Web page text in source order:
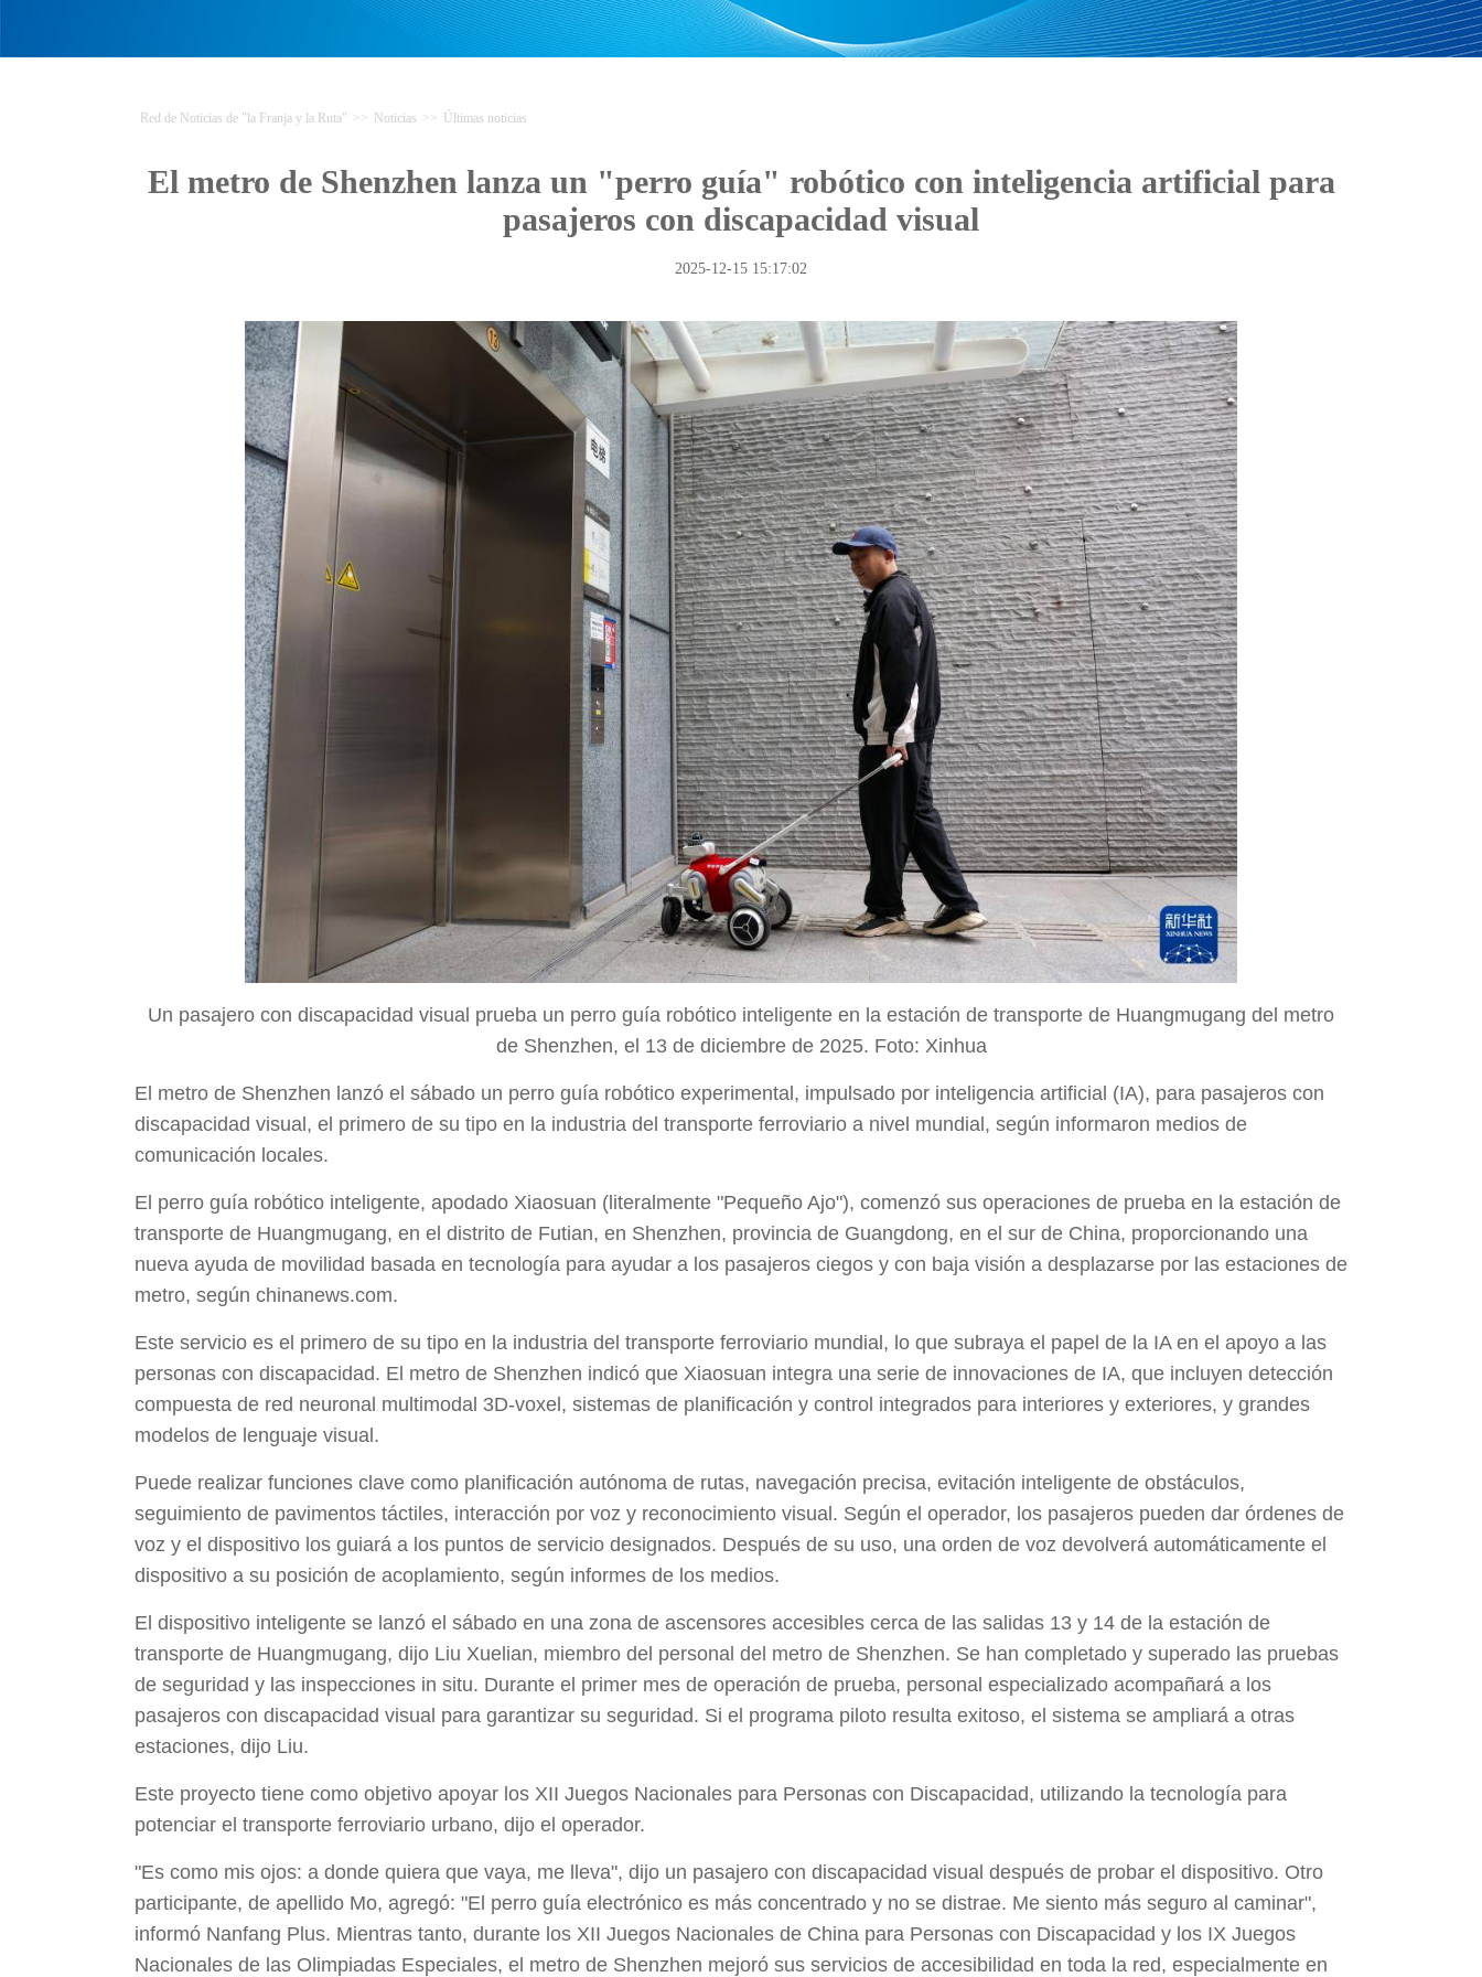
Red de Noticias de "la Franja y la Ruta" >> Noticias >> Últimas noticias
El metro de Shenzhen lanza un "perro guía" robótico con inteligencia artificial para
pasajeros con discapacidad visual
2025-12-15 15:17:02
Un pasajero con discapacidad visual prueba un perro guía robótico inteligente en la estación de transporte de Huangmugang del metro
de Shenzhen, el 13 de diciembre de 2025. Foto: Xinhua
El metro de Shenzhen lanzó el sábado un perro guía robótico experimental, impulsado por inteligencia artificial (IA), para pasajeros con
discapacidad visual, el primero de su tipo en la industria del transporte ferroviario a nivel mundial, según informaron medios de
comunicación locales.
El perro guía robótico inteligente, apodado Xiaosuan (literalmente "Pequeño Ajo"), comenzó sus operaciones de prueba en la estación de
transporte de Huangmugang, en el distrito de Futian, en Shenzhen, provincia de Guangdong, en el sur de China, proporcionando una
nueva ayuda de movilidad basada en tecnología para ayudar a los pasajeros ciegos y con baja visión a desplazarse por las estaciones de
metro, según chinanews.com.
Este servicio es el primero de su tipo en la industria del transporte ferroviario mundial, lo que subraya el papel de la IA en el apoyo a las
personas con discapacidad. El metro de Shenzhen indicó que Xiaosuan integra una serie de innovaciones de IA, que incluyen detección
compuesta de red neuronal multimodal 3D-voxel, sistemas de planificación y control integrados para interiores y exteriores, y grandes
modelos de lenguaje visual.
Puede realizar funciones clave como planificación autónoma de rutas, navegación precisa, evitación inteligente de obstáculos,
seguimiento de pavimentos táctiles, interacción por voz y reconocimiento visual. Según el operador, los pasajeros pueden dar órdenes de
voz y el dispositivo los guiará a los puntos de servicio designados. Después de su uso, una orden de voz devolverá automáticamente el
dispositivo a su posición de acoplamiento, según informes de los medios.
El dispositivo inteligente se lanzó el sábado en una zona de ascensores accesibles cerca de las salidas 13 y 14 de la estación de
transporte de Huangmugang, dijo Liu Xuelian, miembro del personal del metro de Shenzhen. Se han completado y superado las pruebas
de seguridad y las inspecciones in situ. Durante el primer mes de operación de prueba, personal especializado acompañará a los
pasajeros con discapacidad visual para garantizar su seguridad. Si el programa piloto resulta exitoso, el sistema se ampliará a otras
estaciones, dijo Liu.
Este proyecto tiene como objetivo apoyar los XII Juegos Nacionales para Personas con Discapacidad, utilizando la tecnología para
potenciar el transporte ferroviario urbano, dijo el operador.
"Es como mis ojos: a donde quiera que vaya, me lleva", dijo un pasajero con discapacidad visual después de probar el dispositivo. Otro
participante, de apellido Mo, agregó: "El perro guía electrónico es más concentrado y no se distrae. Me siento más seguro al caminar",
informó Nanfang Plus. Mientras tanto, durante los XII Juegos Nacionales de China para Personas con Discapacidad y los IX Juegos
Nacionales de las Olimpiadas Especiales, el metro de Shenzhen mejoró sus servicios de accesibilidad en toda la red, especialmente en